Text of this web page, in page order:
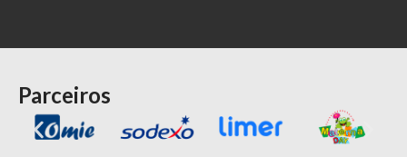
Parceiros